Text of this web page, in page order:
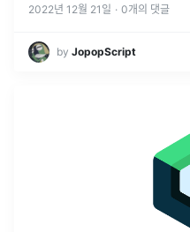
2022년 12월 21일 · 0개의 댓글
by JopopScript